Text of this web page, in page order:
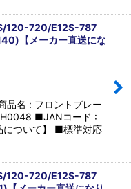
120-720/E12S-787
【メーカー直送にな
名 : フロントプレー
■JANコード :
ついて】 ■標準対応
120-720/E12S-787